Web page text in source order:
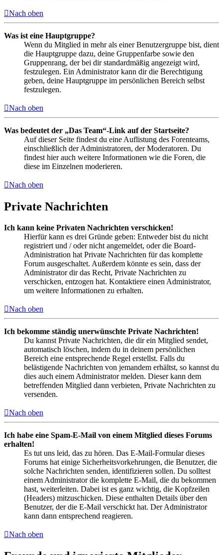
Nach oben
Was ist eine Hauptgruppe?
Wenn du Mitglied in mehr als einer Benutzergruppe bist, dient
die Hauptgruppe dazu, deine Gruppenfarbe sowie den
Gruppenrang, der bei dir standardmäßig angezeigt wird,
festzulegen. Ein Administrator kann dir die Berechtigung
geben, deine Hauptgruppe im persönlichen Bereich selbst
festzulegen.
Nach oben
Was bedeutet der „Das Team“-Link auf der Startseite?
Auf dieser Seite findest du eine Auflistung des Forenteams,
einschließlich der Administratoren, der Moderatoren. Du
findest hier auch weitere Informationen wie die Foren, die
diese im Einzelnen moderieren.
Nach oben
Private Nachrichten
Ich kann keine Privaten Nachrichten verschicken!
Hierfür kann es drei Gründe geben: Entweder bist du nicht
registriert und / oder nicht angemeldet, oder die Board-
Administration hat Private Nachrichten für das komplette
Forum ausgeschaltet. Außerdem könnte es sein, dass der
Administrator dir das Recht, Private Nachrichten zu
verschicken, entzogen hat. Kontaktiere einen Administrator,
um weitere Informationen zu erhalten.
Nach oben
Ich bekomme ständig unerwünschte Private Nachrichten!
Du kannst Private Nachrichten, die dir ein Mitglied sendet,
automatisch löschen, indem du in deinem persönlichen
Bereich eine entsprechende Regel erstellst. Falls du
belästigende Nachrichten von jemandem erhältst, so kannst du
dies auch einem Administrator melden. Dieser kann dem
betreffenden Mitglied dann verbieten, Private Nachrichten zu
versenden.
Nach oben
Ich habe eine Spam-E-Mail von einem Mitglied dieses Forums
erhalten!
Es tut uns leid, das zu hören. Das E-Mail-Formular dieses
Forums hat einige Sicherheitsvorkehrungen, die Benutzer, die
solche Nachrichten senden, identifizieren sollen. Du solltest
einem Administrator die komplette E-Mail, die du bekommen
hast, weiterleiten. Dabei ist es ganz wichtig, die Kopfzeilen
(Headers) mitzuschicken. Diese enthalten Details über den
Benutzer, der die E-Mail verschickt hat. Der Administrator
kann dann entsprechend reagieren.
Nach oben